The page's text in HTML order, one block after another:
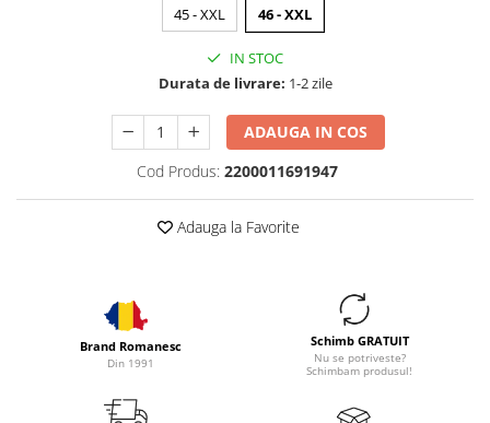
45 - XXL 46 - XXL
IN STOC
Durata de livrare: 1-2 zile
ADAUGA IN COS
Cod Produs: 2200011691947
Adauga la Favorite
Brand Romanesc
Din 1991
Schimb GRATUIT
Nu se potriveste?
Schimbam produsul!